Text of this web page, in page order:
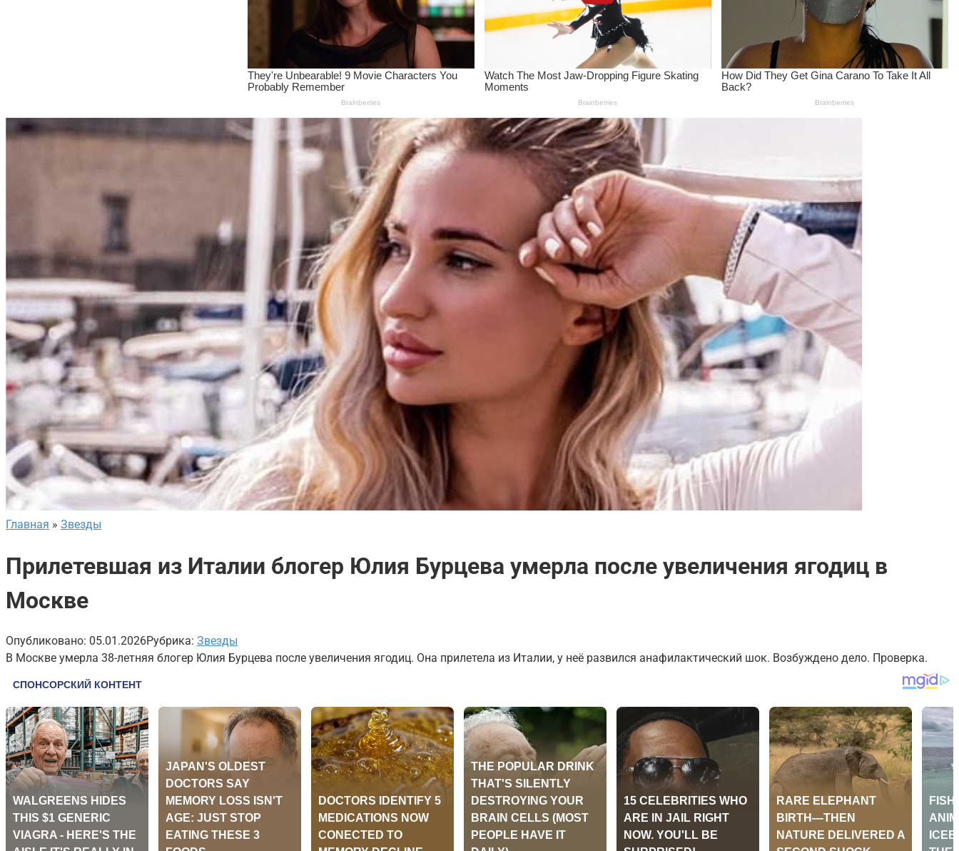
Главная » Звезды
Прилетевшая из Италии блогер Юлия Бурцева умерла после увеличения ягодиц в
Москве
Опубликовано: 05.01.2026Рубрика: Звезды
В Москве умерла 38-летняя блогер Юлия Бурцева после увеличения ягодиц. Она прилетела из Италии, у неё развился анафилактический шок. Возбуждено дело. Проверка.